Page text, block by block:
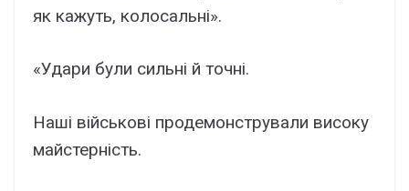
як кажуть, колосальні».
«Удари були сильні й точні.
Наші військові продемонстрували високу
майстерність.